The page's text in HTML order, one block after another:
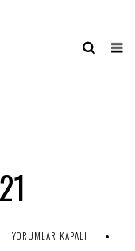
YORUMLAR KAPALI